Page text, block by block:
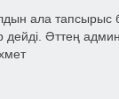
ала тапсырыс
Әттең